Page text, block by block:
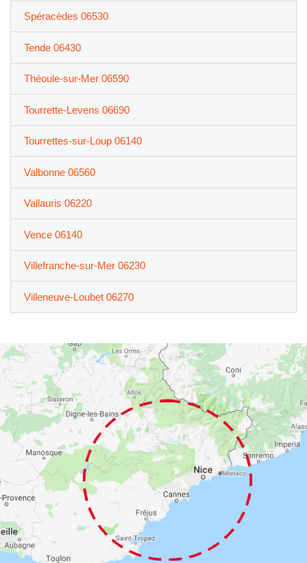
Spéracèdes 06530
Tende 06430
Théoule-sur-Mer 06590
Tourrette-Levens 06690
Tourrettes-sur-Loup 06140
Valbonne 06560
Vallauris 06220
Vence 06140
Villefranche-sur-Mer 06230
Villeneuve-Loubet 06270